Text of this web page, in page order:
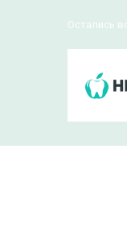
Остались